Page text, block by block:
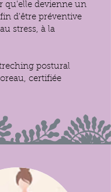
qu'elle devienne un
d'être préventive
stress, à la
postural
certifiée